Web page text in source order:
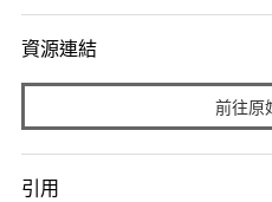
資源連結
前往原
引用